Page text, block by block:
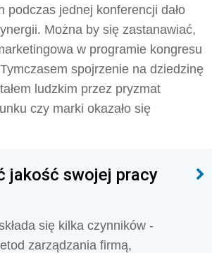
podczas jednej konferencji dało
Można by się zastanawiać,
w programie kongresu
spojrzenie na dziedzinę
ludzkim przez pryzmat
czy marki okazało się
jakość swojej pracy
się kilka czynników -
zarządzania firmą,